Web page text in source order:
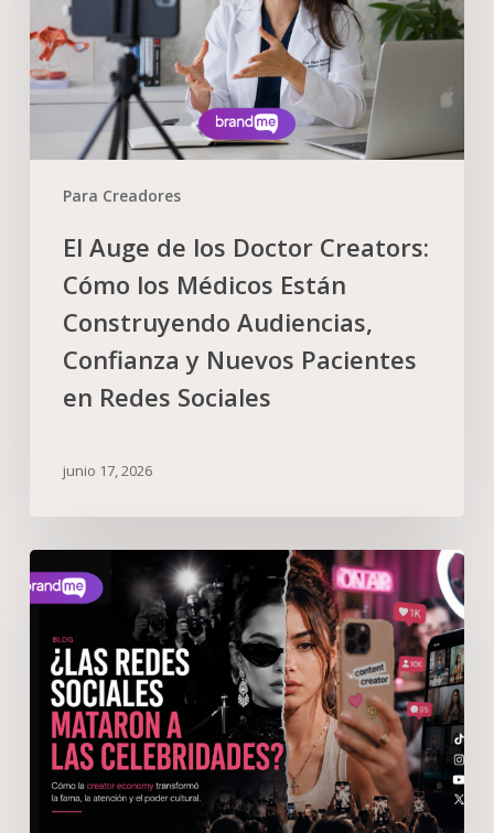
Para Creadores
El Auge de los Doctor Creators:
Cómo los Médicos Están
Construyendo Audiencias,
Confianza y Nuevos Pacientes
en Redes Sociales
junio 17, 2026